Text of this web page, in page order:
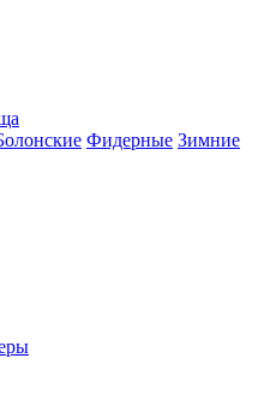
Фидерные Зимние